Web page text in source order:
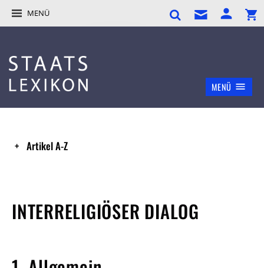
MENÜ
MENÜ
Artikel A-Z
INTERRELIGIÖSER DIALOG